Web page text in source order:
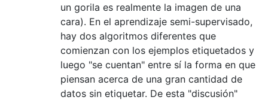
un gorila es realmente la imagen de una
cara). En el aprendizaje semi-supervisado,
hay dos algoritmos diferentes que
comienzan con los ejemplos etiquetados y
luego "se cuentan" entre sí la forma en que
piensan acerca de una gran cantidad de
datos sin etiquetar. De esta "discusión"